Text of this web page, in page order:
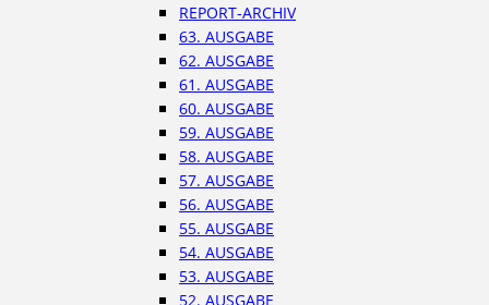
REPORT-ARCHIV
63. AUSGABE
62. AUSGABE
61. AUSGABE
60. AUSGABE
59. AUSGABE
58. AUSGABE
57. AUSGABE
56. AUSGABE
55. AUSGABE
54. AUSGABE
53. AUSGABE
52. AUSGABE